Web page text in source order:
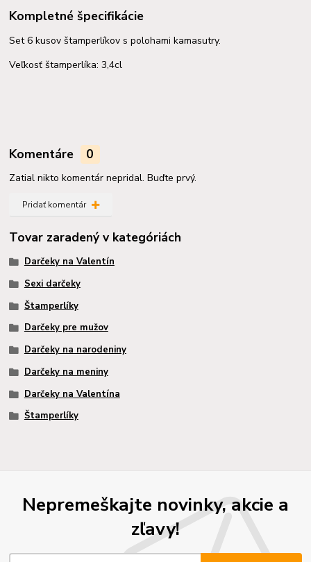
Kompletné špecifikácie
Set 6 kusov štamperlíkov s polohami kamasutry.
Veľkosť štamperlíka: 3,4cl
Komentáre 0
Zatial nikto komentár nepridal. Buďte prvý.
Pridať komentár
Tovar zaradený v kategóriách
Darčeky na Valentín
Sexi darčeky
Štamperlíky
Darčeky pre mužov
Darčeky na narodeniny
Darčeky na meniny
Darčeky na Valentína
Štamperlíky
Nepremeškajte novinky, akcie a
zľavy!